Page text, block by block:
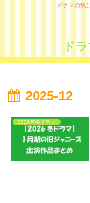
ドラマの気
ド
2025-12
2026年冬ドラマ